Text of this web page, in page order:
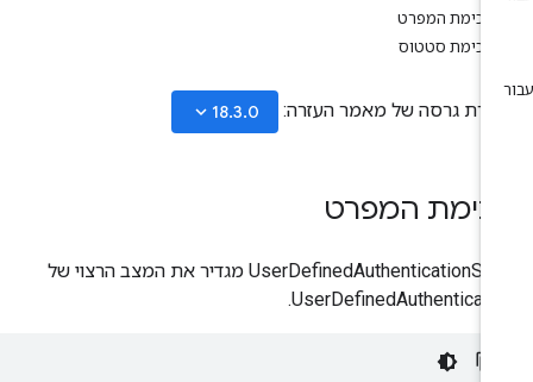
סכימת המפרט
סכימת סטטוס
גרסה של מאמר העזרה: 18.3.0
keyboard_arrow_down
המפרט
‫UserDefinedAuthenticationSpec מגדיר את המצב הרצוי של